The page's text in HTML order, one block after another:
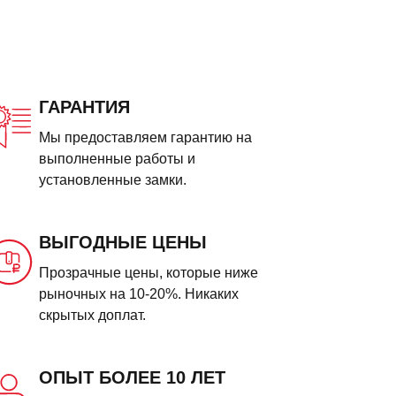
ГАРАНТИЯ
Мы предоставляем гарантию на
выполненные работы и
установленные замки.
ВЫГОДНЫЕ ЦЕНЫ
Прозрачные цены, которые ниже
рыночных на 10-20%. Никаких
скрытых доплат.
ОПЫТ БОЛЕЕ 10 ЛЕТ